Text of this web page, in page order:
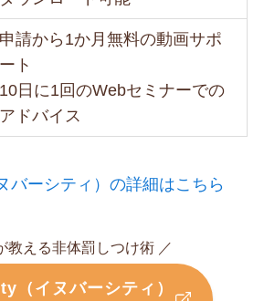
申請から1か月無料の動画サポ
ート
10日に1回のWebセミナーでの
アドバイス
バーシティ）の詳細はこちら
教える非体罰しつけ術 ／
（イヌバーシティ）